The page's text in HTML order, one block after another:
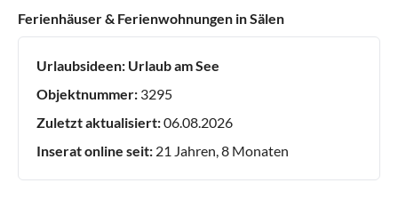
Ferienhäuser & Ferienwohnungen in Sälen
Urlaubsideen: Urlaub am See
Objektnummer: 3295
Zuletzt aktualisiert:06.08.2026
Inserat online seit: 21 Jahren, 8 Monaten